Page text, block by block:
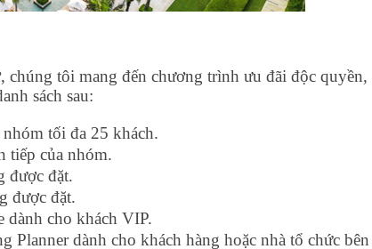
tôi mang đến chương trình ưu đãi độc quyền,
sách sau:
tối đa 25 khách.
tiếp của nhóm.
được đặt.
được đặt.
dành cho khách VIP.
dành cho khách hàng hoặc nhà tổ chức bên